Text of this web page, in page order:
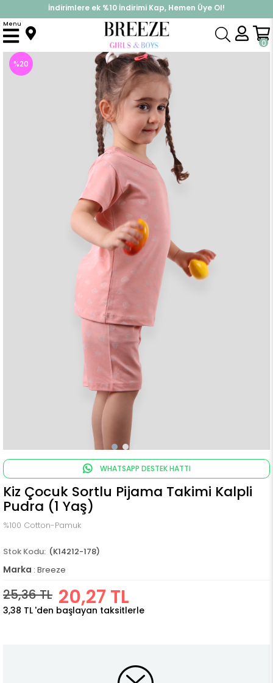
%30 Sepette Yaz İndirimi, Hemen Al!
İndirimlere ek %10 İndirimi Kap, Hemen Üye Ol!
0
Menu
Anasayfa Pijama & İç Giyim KIZ Pijama Takımları
%20
WHATSAPP DESTEK HATTI
Kiz Çocuk Sortlu Pijama Takimi Kalpli
Pudra (1 Yaş)
%100 Cotton-Pamuk
(K14212-178)
Marka : Breeze
25,36 TL 20,27 TL
3,38 TL 'den başlayan taksitlerle